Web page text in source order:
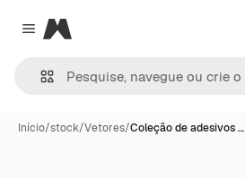
Close menu
Magnific
Início/stock/Vetores/Coleção de adesivos …